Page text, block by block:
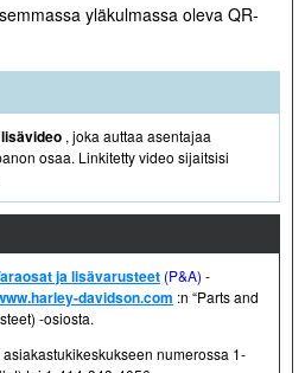
yläkulmassa oleva QR-
, joka auttaa asentajaa
osaa. Linkitetty video sijaitsisi
ja lisävarusteet (P&A) -
davidson.com :n “Parts and
-osiosta.
numerossa 1-